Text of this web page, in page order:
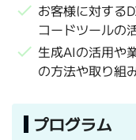
check お客様に対する
コードツールの
check 生成AIの活用や
の方法や取り組
プログラム